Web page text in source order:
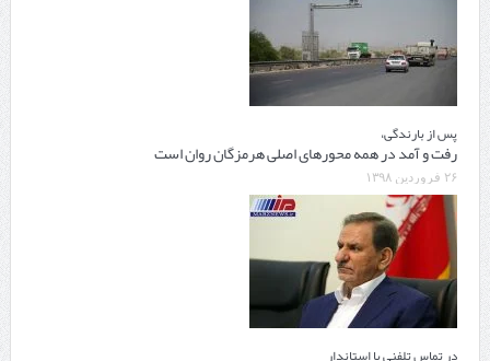
پس از بارندگی،
رفت و آمد در همه محورهای اصلی هرمزگان روان است
۲۶ فروردین ۱۳۹۸
در تماس تلفنی با استاندار